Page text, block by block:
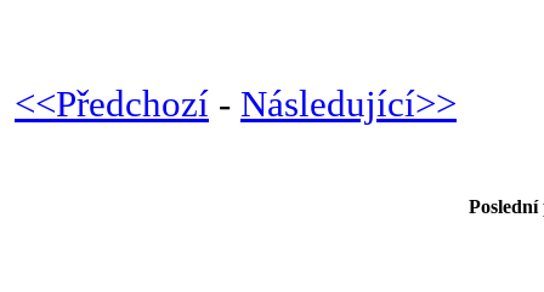
<<Předchozí - Následující>>